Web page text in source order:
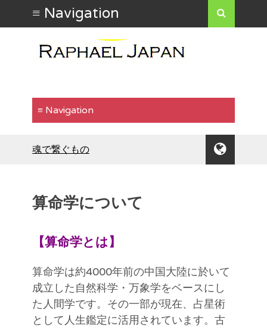
魂で繋ぐもの
行動で示す
「気が合う」ということ
倹約は運気を安定させる
人生に壁や障害は付きもの
長所と短所は背中合わせ
本当の好きな道?
算命学について
【算命学とは】
算命学は約4000年前の中国大陸に於いて
成立した自然科学・万象学をベースにし
た人間学です。その一部が現在、占星術
として人生鑑定に活用されています。古